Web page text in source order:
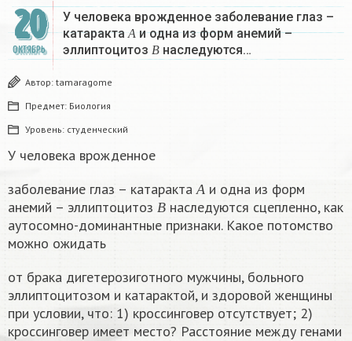
20
ОКТЯБРЬ
У человека врожденное заболевание глаз –
катаракта
А
А
и одна из форм анемий –
эллиптоцитоз
В
В
наследуются…
Автор: tamaragome
Предмет: Биология
Уровень: студенческий
У человека врожденное
заболевание глаз – катаракта
А
и одна из форм
анемий – эллиптоцитоз
В
В
наследуются сцепленно, как
аутосомно-доминантные признаки. Какое потомство
можно ожидать
от брака дигетерозиготного мужчины, больного
эллиптоцитозом и катарактой, и здоровой женщины
при условии, что: 1) кроссинговер отсутствует; 2)
кроссинговер имеет место? Расстояние между генами